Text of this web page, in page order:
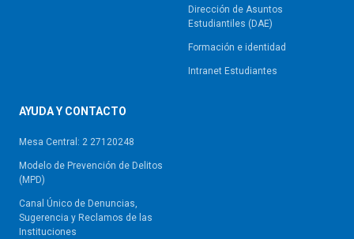
Dirección de Asuntos
Estudiantiles (DAE)
Formación e identidad
Intranet Estudiantes
AYUDA Y CONTACTO
Mesa Central: 2 27120248
Modelo de Prevención de Delitos
(MPD)
Canal Único de Denuncias,
Sugerencia y Reclamos de las
Instituciones